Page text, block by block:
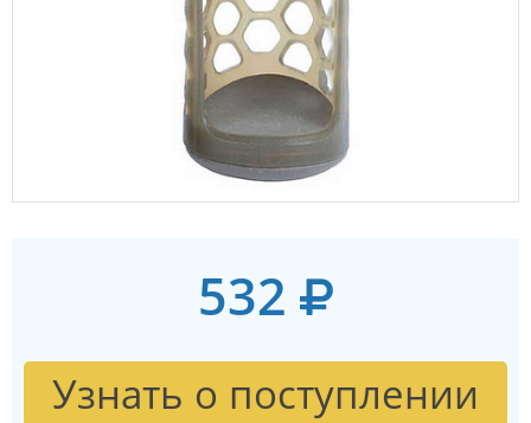
532
Узнать о поступлении